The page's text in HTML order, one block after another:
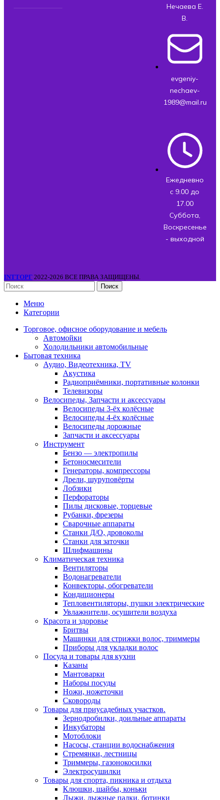
Нечаева Е.
В.
evgeniy-
nechaev-
1989@mail.ru
Ежедневно
с 9.00 до
17.00
Суббота,
Воскресенье
- выходной
INTТОРГ 2022-2026 ВСЕ ПРАВА ЗАЩИЩЕНЫ.
Поиск
Меню
Категории
Торговое, офисное оборудование и мебель
Автомойки
Холодильники автомобильные
Бытовая техника
Аудио, Видеотехника, TV
Акустика
Радиоприёмники, портативные колонки
Телевизоры
Велосипеды, Запчасти и аксессуары
Велосипеды 3-ёх колёсные
Велосипеды 4-ёх колёсные
Велосипеды дорожные
Запчасти и аксессуары
Инструмент
Бензо — электропилы
Бетоносмесители
Генераторы, компрессоры
Дрели, шуруповёрты
Лобзики
Перфораторы
Пилы дисковые, торцевые
Рубанки, фрезеры
Сварочные аппараты
Станки Д/О, дровоколы
Станки для заточки
Шлифмашины
Климатическая техника
Вентиляторы
Водонагреватели
Конвекторы, обогреватели
Кондиционеры
Тепловентиляторы, пушки электрические
Увлажнители, осушители воздуха
Красота и здоровье
Бритвы
Машинки для стрижки волос, триммеры
Приборы для укладки волос
Посуда и товары для кухни
Казаны
Мантоварки
Наборы посуды
Ножи, ножеточки
Сковороды
Товары для приусадебных участков.
Зернодробилки, доильные аппараты
Инкубаторы
Мотоблоки
Насосы, станции водоснабжения
Стремянки, лестницы
Триммеры, газонокосилки
Электросушилки
Товары для спорта, пикника и отдыха
Клюшки, шайбы, коньки
Лыжи, лыжные палки, ботинки